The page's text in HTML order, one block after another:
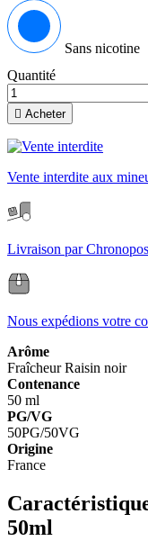
Sans nicotine
Quantité
 Acheter
Vente interdite aux
Livraison par
Nous expédions votre
Arôme
FraîcheurRaisin noir
Contenance
50 ml
PG/VG
50PG/50VG
Origine
France
50ml